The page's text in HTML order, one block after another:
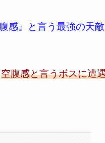
腹感』と言う最強の天敵
空腹感と言うボスに遭